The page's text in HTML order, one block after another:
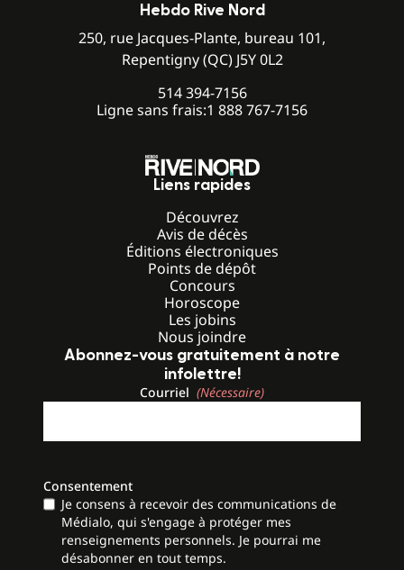
Hebdo Rive Nord
250, rue Jacques-Plante, bureau 101,
Repentigny (QC) J5Y 0L2
514 394-7156
Ligne sans frais:1 888 767-7156
Liens rapides
Découvrez
Avis de décès
Éditions électroniques
Points de dépôt
Concours
Horoscope
Les jobins
Nous joindre
Abonnez-vous gratuitement à notre
infolettre!
Courriel (Nécessaire)
Consentement
Je consens à recevoir des communications de
Médialo, qui s'engage à protéger mes
renseignements personnels. Je pourrai me
désabonner en tout temps.